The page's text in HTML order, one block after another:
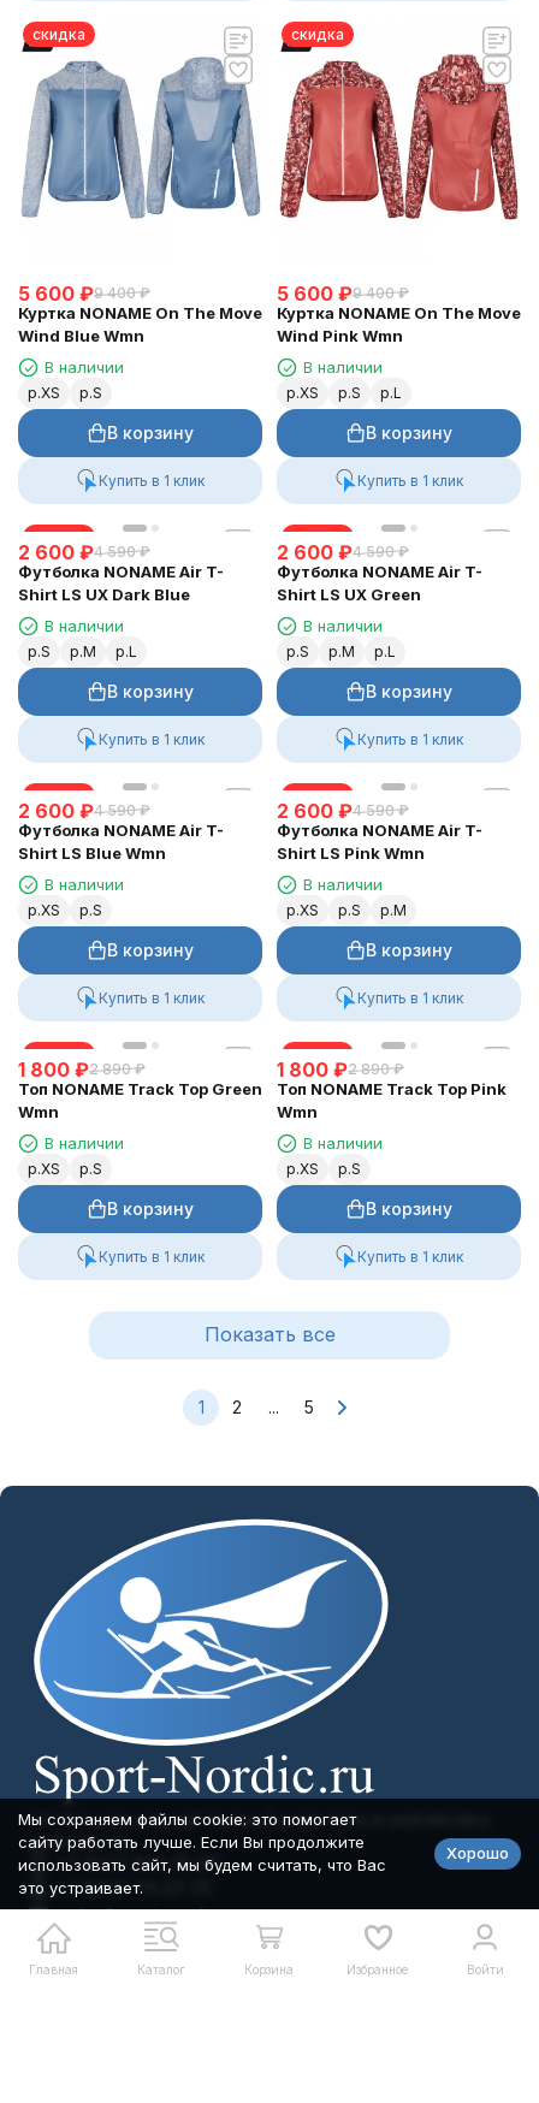
скидка
5 600 ₽9 400 ₽
Куртка NONAME On The Move
Wind Blue Wmn
В наличии
р.XS р.S
В корзину
Купить в 1 клик
скидка
5 600 ₽9 400 ₽
Куртка NONAME On The Move
Wind Pink Wmn
В наличии
р.XS р.S р.L
В корзину
Купить в 1 клик
скидка
2 600 ₽4 590 ₽
Футболка NONAME Air T-
Shirt LS UX Dark Blue
В наличии
р.S р.M р.L
В корзину
Купить в 1 клик
скидка
2 600 ₽4 590 ₽
Футболка NONAME Air T-
Shirt LS UX Green
В наличии
р.S р.M р.L
В корзину
Купить в 1 клик
скидка
2 600 ₽4 590 ₽
Футболка NONAME Air T-
Shirt LS Blue Wmn
В наличии
р.XS р.S
В корзину
Купить в 1 клик
скидка
2 600 ₽4 590 ₽
Футболка NONAME Air T-
Shirt LS Pink Wmn
В наличии
р.XS р.S р.M
В корзину
Купить в 1 клик
скидка
1 800 ₽2 890 ₽
Топ NONAME Track Top Green
Wmn
В наличии
р.XS р.S
В корзину
Купить в 1 клик
скидка
1 800 ₽2 890 ₽
Топ NONAME Track Top Pink
Wmn
В наличии
р.XS р.S
В корзину
Купить в 1 клик
Показать все
1 2 ... 5
Главная Каталог Корзина Избранное Войти
ПРОФЕССИОНАЛЬНЫЙ ЛЫЖНЫЙ ИНВЕНТАРЬ И ЭКИПИРОВКА
ДЛЯ СПОРТА
+7 (977) 893-35-85
+7 (977) 711-57-75
order@sport-nordic.ru
Telegram
MAX
Мы сохраняем файлы cookie: это помогает
сайту работать лучше. Если Вы продолжите
использовать сайт, мы будем считать, что Вас
это устраивает.
Хорошо